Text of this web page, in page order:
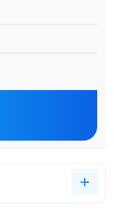
核心路径。本文将